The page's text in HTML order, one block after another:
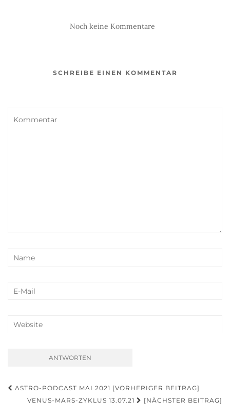
Noch keine Kommentare
SCHREIBE EINEN KOMMENTAR
Beitragsnavigation
ASTRO-PODCAST MAI 2021 [VORHERIGER BEITRAG]
VENUS-MARS-ZYKLUS 13.07.21
[NÄCHSTER BEITRAG]